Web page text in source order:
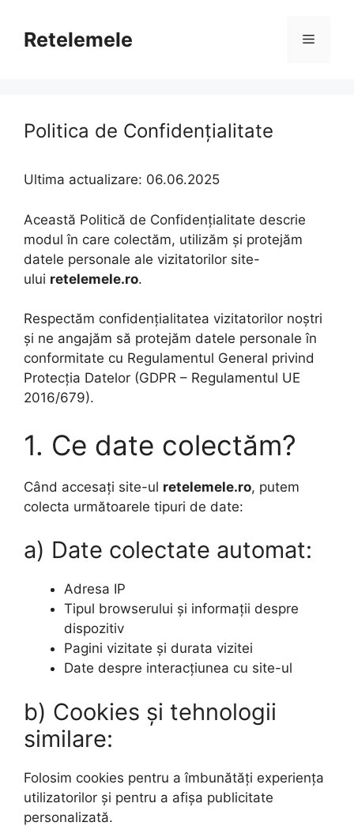
contentRetelemele Menu
Politica de Confidențialitate
Ultima actualizare: 06.06.2025
Această Politică de Confidențialitate descrie
modul în care colectăm, utilizăm și protejăm
datele personale ale vizitatorilor site-
ului retelemele.ro.
Respectăm confidențialitatea vizitatorilor noștri
și ne angajăm să protejăm datele personale în
conformitate cu Regulamentul General privind
Protecția Datelor (GDPR – Regulamentul UE
2016/679).
1. Ce date colectăm?
Când accesați site-ul retelemele.ro, putem
colecta următoarele tipuri de date:
a) Date colectate automat:
Adresa IP
Tipul browserului și informații despre
dispozitiv
Pagini vizitate și durata vizitei
Date despre interacțiunea cu site-ul
b) Cookies și tehnologii
similare:
Folosim cookies pentru a îmbunătăți experiența
utilizatorilor și pentru a afișa publicitate
personalizată.